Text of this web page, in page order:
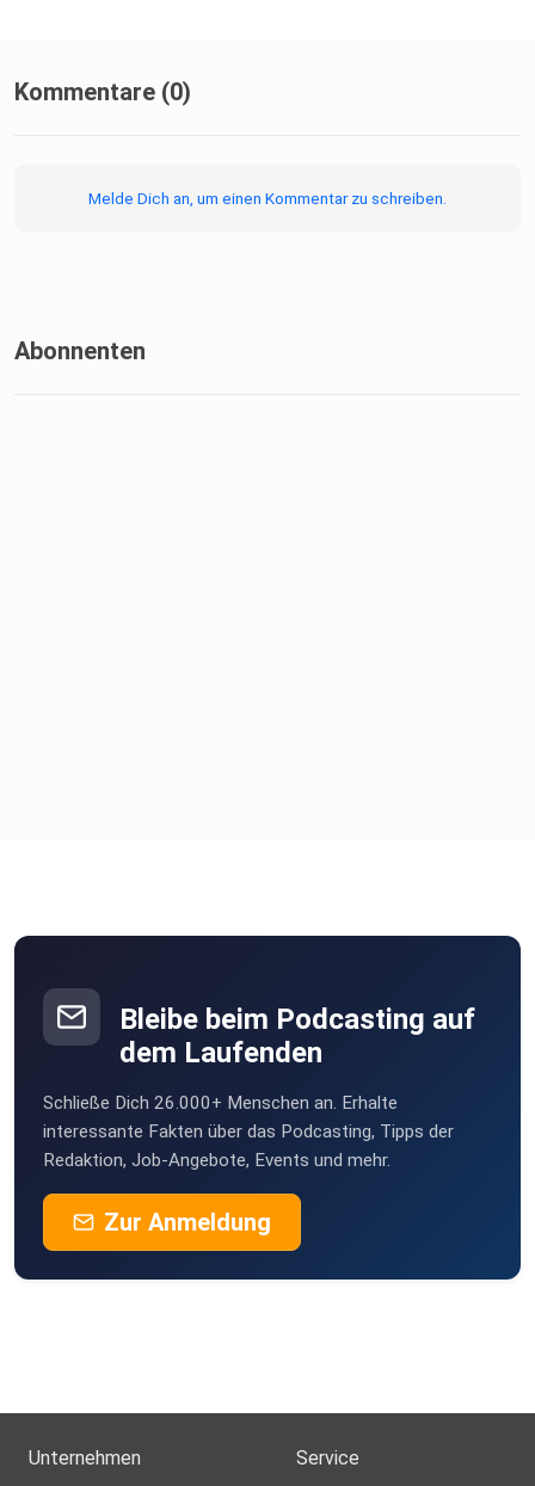
Kommentare (0)
Melde Dich an, um einen Kommentar zu schreiben.
Abonnenten
Bleibe beim Podcasting auf
dem Laufenden
Schließe Dich 26.000+ Menschen an. Erhalte
interessante Fakten über das Podcasting, Tipps der
Redaktion, Job-Angebote, Events und mehr.
Zur Anmeldung
Unternehmen Service